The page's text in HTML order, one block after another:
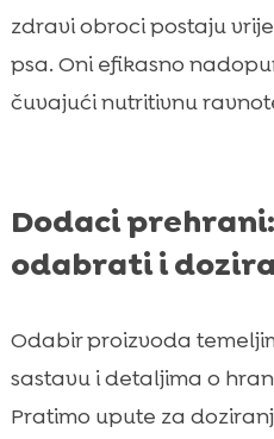
zdravi obroci postaju
psa. Oni efikasno
čuvajući nutritivnu
Dodaci
odabrati i
Odabir proizvoda
sastavu i detaljima o
Pratimo upute za